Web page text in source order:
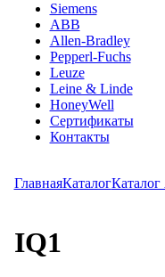
Siemens
ABB
Allen-Bradley
Pepperl-Fuchs
Leuze
Leine & Linde
HoneyWell
Сертификаты
Контакты
ГлавнаяКаталог
IQ1